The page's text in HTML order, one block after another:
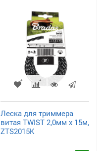
Леска для триммера
витая TWIST 2,0мм х 15м,
ZTS2015K